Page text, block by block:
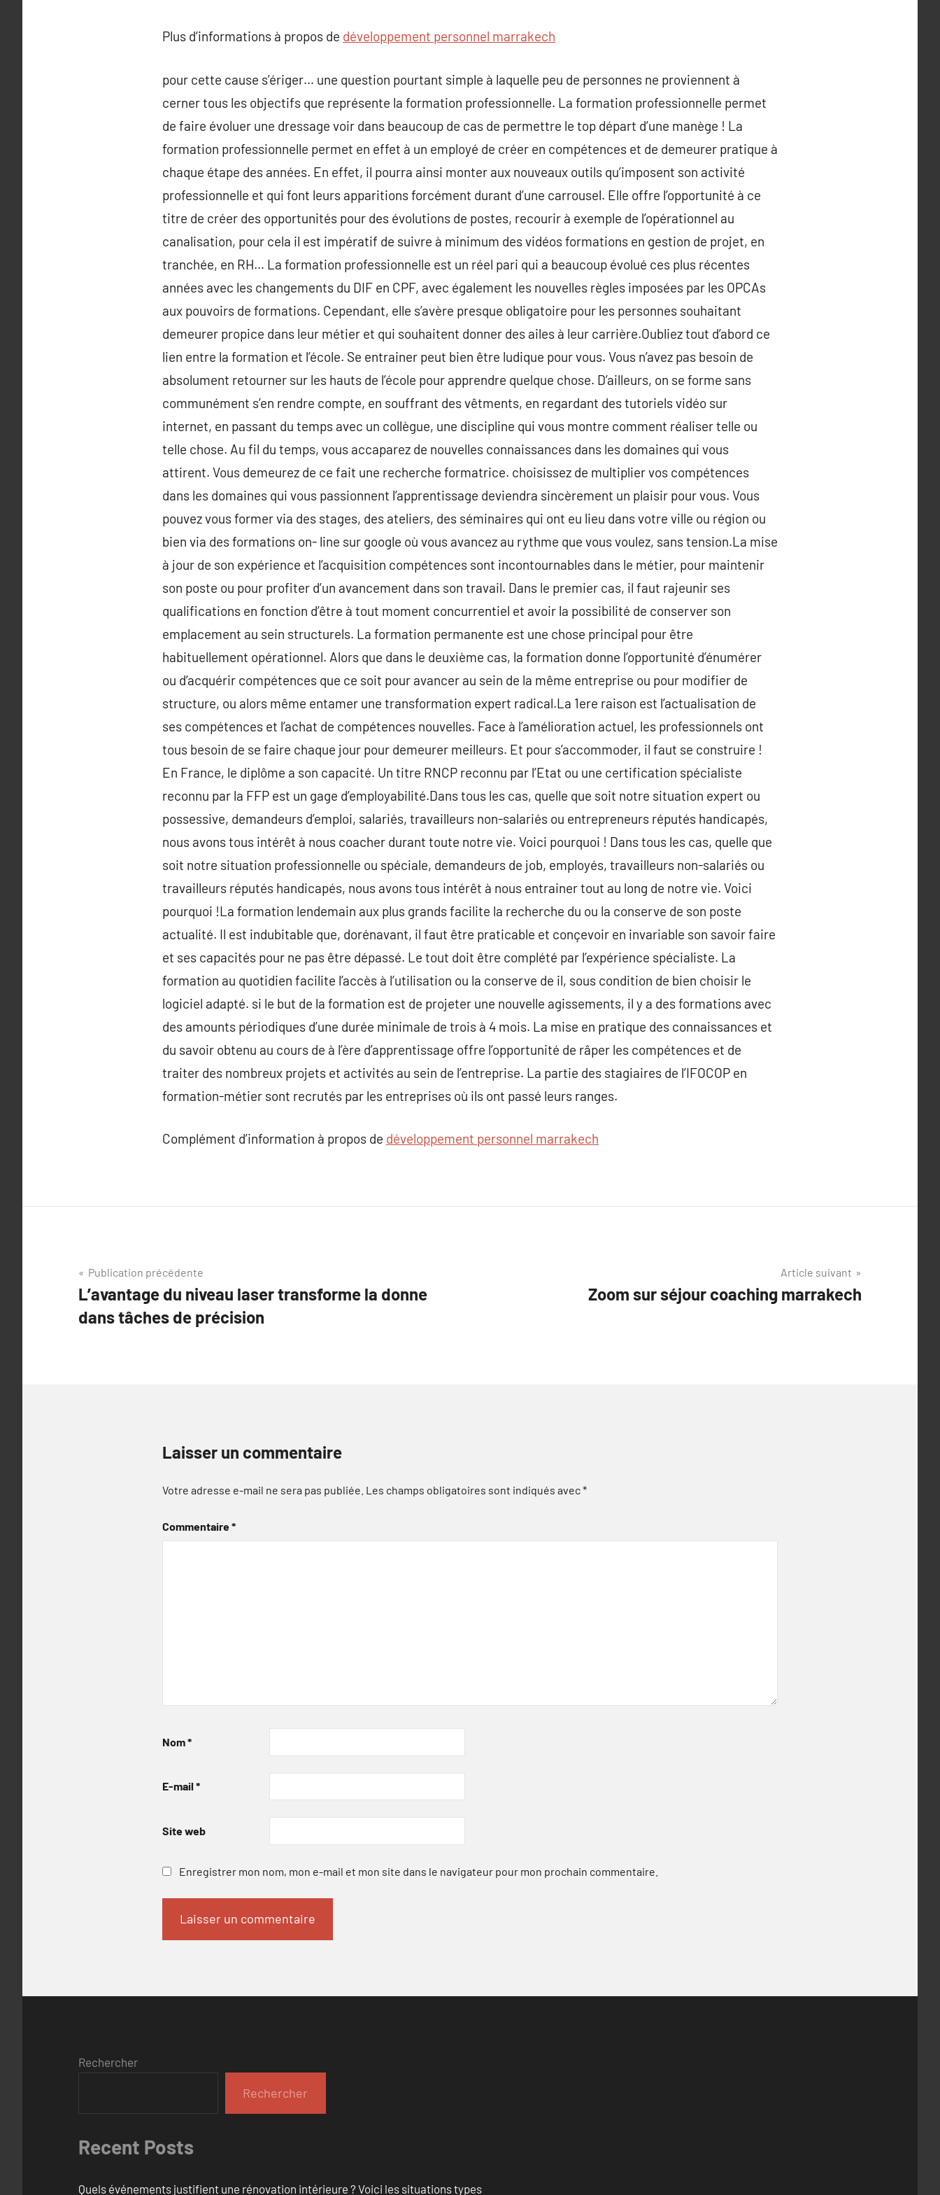
Plus d’informations à propos de développement personnel marrakech
pour cette cause s’ériger… une question pourtant simple à laquelle peu de personnes ne proviennent à
cerner tous les objectifs que représente la formation professionnelle. La formation professionnelle permet
de faire évoluer une dressage voir dans beaucoup de cas de permettre le top départ d’une manège ! La
formation professionnelle permet en effet à un employé de créer en compétences et de demeurer pratique à
chaque étape des années. En effet, il pourra ainsi monter aux nouveaux outils qu’imposent son activité
professionnelle et qui font leurs apparitions forcément durant d’une carrousel. Elle offre l’opportunité à ce
titre de créer des opportunités pour des évolutions de postes, recourir à exemple de l’opérationnel au
canalisation, pour cela il est impératif de suivre à minimum des vidéos formations en gestion de projet, en
tranchée, en RH… La formation professionnelle est un réel pari qui a beaucoup évolué ces plus récentes
années avec les changements du DIF en CPF, avec également les nouvelles règles imposées par les OPCAs
aux pouvoirs de formations. Cependant, elle s’avère presque obligatoire pour les personnes souhaitant
demeurer propice dans leur métier et qui souhaitent donner des ailes à leur carrière.Oubliez tout d’abord ce
lien entre la formation et l’école. Se entrainer peut bien être ludique pour vous. Vous n’avez pas besoin de
absolument retourner sur les hauts de l’école pour apprendre quelque chose. D’ailleurs, on se forme sans
communément s’en rendre compte, en souffrant des vêtments, en regardant des tutoriels vidéo sur
internet, en passant du temps avec un collègue, une discipline qui vous montre comment réaliser telle ou
telle chose. Au fil du temps, vous accaparez de nouvelles connaissances dans les domaines qui vous
attirent. Vous demeurez de ce fait une recherche formatrice. choisissez de multiplier vos compétences
dans les domaines qui vous passionnent l’apprentissage deviendra sincèrement un plaisir pour vous. Vous
pouvez vous former via des stages, des ateliers, des séminaires qui ont eu lieu dans votre ville ou région ou
bien via des formations on- line sur google où vous avancez au rythme que vous voulez, sans tension.La mise
à jour de son expérience et l’acquisition compétences sont incontournables dans le métier, pour maintenir
son poste ou pour profiter d’un avancement dans son travail. Dans le premier cas, il faut rajeunir ses
qualifications en fonction d’être à tout moment concurrentiel et avoir la possibilité de conserver son
emplacement au sein structurels. La formation permanente est une chose principal pour être
habituellement opérationnel. Alors que dans le deuxième cas, la formation donne l’opportunité d’énumérer
ou d’acquérir compétences que ce soit pour avancer au sein de la même entreprise ou pour modifier de
structure, ou alors même entamer une transformation expert radical.La 1ere raison est l’actualisation de
ses compétences et l’achat de compétences nouvelles. Face à l’amélioration actuel, les professionnels ont
tous besoin de se faire chaque jour pour demeurer meilleurs. Et pour s’accommoder, il faut se construire !
En France, le diplôme a son capacité. Un titre RNCP reconnu par l’Etat ou une certification spécialiste
reconnu par la FFP est un gage d’employabilité.Dans tous les cas, quelle que soit notre situation expert ou
possessive, demandeurs d’emploi, salariés, travailleurs non-salariés ou entrepreneurs réputés handicapés,
nous avons tous intérêt à nous coacher durant toute notre vie. Voici pourquoi ! Dans tous les cas, quelle que
soit notre situation professionnelle ou spéciale, demandeurs de job, employés, travailleurs non-salariés ou
travailleurs réputés handicapés, nous avons tous intérêt à nous entrainer tout au long de notre vie. Voici
pourquoi !La formation lendemain aux plus grands facilite la recherche du ou la conserve de son poste
actualité. Il est indubitable que, dorénavant, il faut être praticable et conçevoir en invariable son savoir faire
et ses capacités pour ne pas être dépassé. Le tout doit être complété par l’expérience spécialiste. La
formation au quotidien facilite l’accès à l’utilisation ou la conserve de il, sous condition de bien choisir le
logiciel adapté. si le but de la formation est de projeter une nouvelle agissements, il y a des formations avec
des amounts périodiques d’une durée minimale de trois à 4 mois. La mise en pratique des connaissances et
du savoir obtenu au cours de à l’ère d’apprentissage offre l’opportunité de râper les compétences et de
traiter des nombreux projets et activités au sein de l’entreprise. La partie des stagiaires de l’IFOCOP en
formation-métier sont recrutés par les entreprises où ils ont passé leurs ranges.
Complément d’information à propos de développement personnel marrakech
Navigation
de
l’article
Publication précédente
L’avantage du niveau laser transforme la donne
dans tâches de précision
Article suivant
Zoom sur séjour coaching marrakech
Laisser un commentaire
Votre adresse e-mail ne sera pas publiée. Les champs obligatoires sont indiqués avec*
Commentaire*
Nom*
E-mail *
Site web
Enregistrer mon nom, mon e-mail et mon site dans le navigateur pour mon prochain commentaire.
Rechercher
Rechercher
Recent Posts
Quels événements justifient une rénovation intérieure ? Voici les situations types